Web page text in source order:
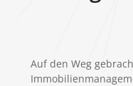
Auf den Weg